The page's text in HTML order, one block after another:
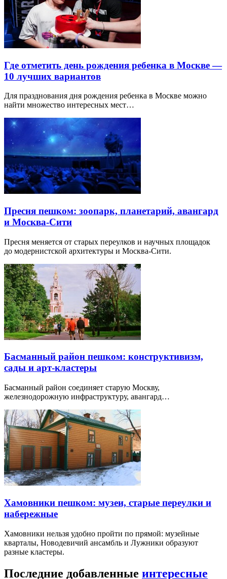
Где отметить день рождения ребенка в Москве —
10 лучших вариантов
Для празднования дня рождения ребенка в Москве можно
найти множество интересных мест…
Пресня пешком: зоопарк, планетарий, авангард
и Москва-Сити
Пресня меняется от старых переулков и научных площадок
до модернистской архитектуры и Москва-Сити.
Басманный район пешком: конструктивизм,
сады и арт-кластеры
Басманный район соединяет старую Москву,
железнодорожную инфраструктуру, авангард…
Хамовники пешком: музеи, старые переулки и
набережные
Хамовники нельзя удобно пройти по прямой: музейные
кварталы, Новодевичий ансамбль и Лужники образуют
разные кластеры.
Последние добавленные интересные